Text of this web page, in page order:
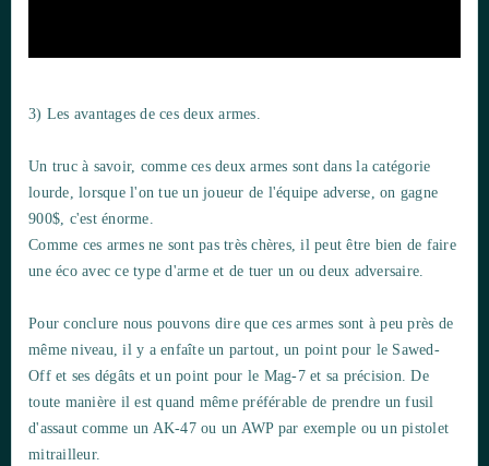
3) Les avantages de ces deux armes.
Un truc à savoir, comme ces deux armes sont dans la catégorie
lourde, lorsque l'on tue un joueur de l'équipe adverse, on gagne
900$, c'est énorme.
Comme ces armes ne sont pas très chères, il peut être bien de faire
une éco avec ce type d'arme et de tuer un ou deux adversaire.
Pour conclure nous pouvons dire que ces armes sont à peu près de
même niveau, il y a enfaîte un partout, un point pour le Sawed-
Off et ses dégâts et un point pour le Mag-7 et sa précision. De
toute manière il est quand même préférable de prendre un fusil
d'assaut comme un AK-47 ou un AWP par exemple ou un pistolet
mitrailleur.